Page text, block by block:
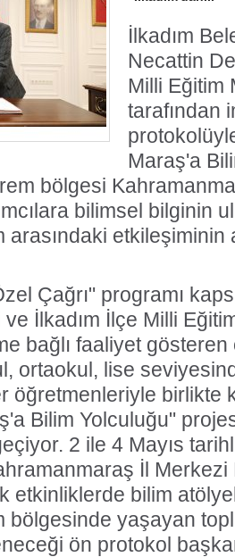
İlkadım
Necattin
Milli Eğitim
tarafından
Maraş'a
bölgesi
bilimsel bilginin
etkileşiminin
Çağrı" programı
ve İlkadım İlçe Milli
bağlı faaliyet
ortaokul, lise
öğretmenleriyle birlikte
Bilim Yolculuğu"
2 ile 4 Mayıs
İl
etkinliklerde bilim
bölgesinde yaşayan
ön protokol